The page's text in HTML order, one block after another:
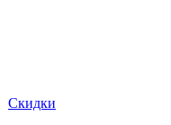
Скидки